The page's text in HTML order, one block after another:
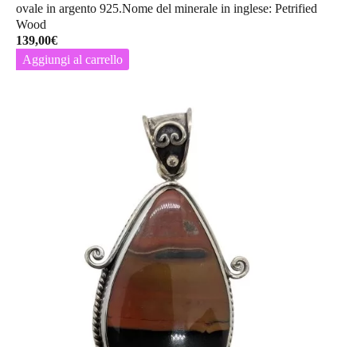
ovale in argento 925.Nome del minerale in inglese: Petrified
Wood
139,00€
Aggiungi al carrello